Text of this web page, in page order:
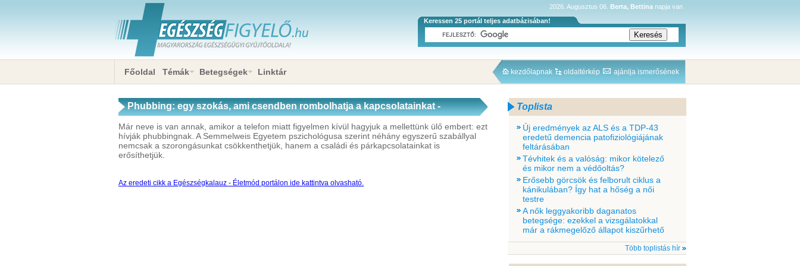
2026. Augusztus 06. Berta, Bettina napja van
Keressen 25 portál teljes adatbázisában!
Főoldal Témák Betegségek Linktár kezdőlapnak oldaltérkép ajánlja ismerősének
Phubbing: egy szokás, ami csendben rombolhatja a kapcsolatainkat -
figyelmeztet a pszichológus
Már neve is van annak, amikor a telefon miatt figyelmen kívül hagyjuk a mellettünk ülő embert: ezt
hívják phubbingnak. A Semmelweis Egyetem pszichológusa szerint néhány egyszerű szabállyal
nemcsak a szorongásunkat csökkenthetjük, hanem a családi és párkapcsolatainkat is
erősíthetjük.
Az eredeti cikk a Egészségkalauz - Életmód portálon ide kattintva olvasható.
Toplista
Új eredmények az ALS és a TDP-43
eredetű demencia patofiziológiájának
feltárásában
Tévhitek és a valóság: mikor kötelező
és mikor nem a védőoltás?
Erősebb görcsök és felborult ciklus a
kánikulában? Így hat a hőség a női
testre
A nők leggyakoribb daganatos
betegsége: ezekkel a vizsgálatokkal
már a rákmegelőző állapot kiszűrhető
Több toplistás hír